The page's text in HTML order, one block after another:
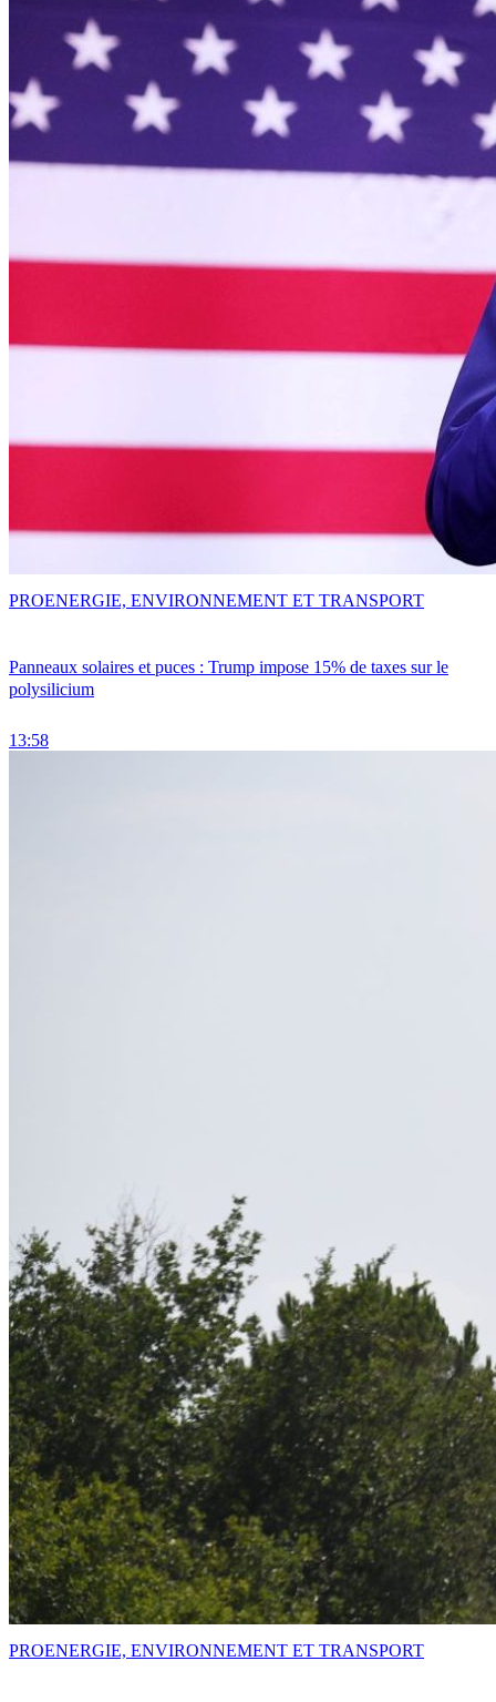
Panneaux solaires et puces : Trump impose 15% de taxes sur le
polysilicium
13:58
PROENERGIE, ENVIRONNEMENT ET TRANSPORT
PROENERGIE, ENVIRONNEMENT ET TRANSPORT